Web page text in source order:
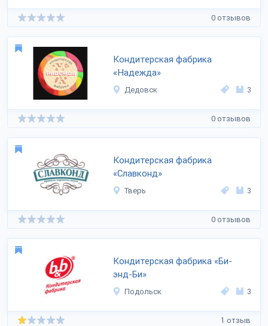
0 отзывов
Кондитерская фабрика
«Надежда»
Дедовск 3
0 отзывов
Кондитерская фабрика
«Славконд»
Тверь 3
0 отзывов
Кондитерская фабрика «Би-
энд-Би»
Подольск 3
1 отзыв